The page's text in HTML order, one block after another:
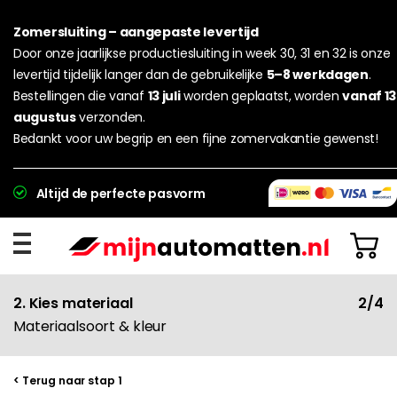
Zomersluiting – aangepaste levertijd
Door onze jaarlijkse productiesluiting in week 30, 31 en 32 is onze
levertijd tijdelijk langer dan de gebruikelijke 5–8 werkdagen.
Bestellingen die vanaf 13 juliworden geplaatst, wordenvanaf 13
augustusverzonden.
Bedankt voor uw begrip en een fijne zomervakantie gewenst!
Altijd de perfecte pasvorm
2. Kies materiaal
Materiaalsoort & kleur
2/4
< Terug naar stap 1